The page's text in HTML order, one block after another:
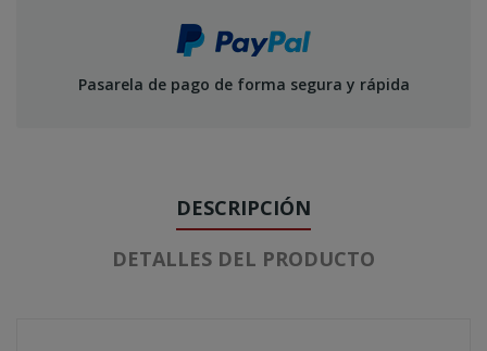
Pasarela de pago de forma segura y rápida
DESCRIPCIÓN
DETALLES DEL PRODUCTO